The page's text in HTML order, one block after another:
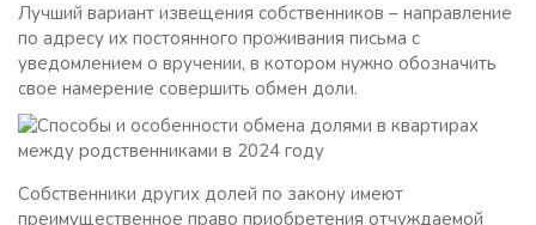
Лучший вариант извещения собственников – направление
по адресу их постоянного проживания письма с
уведомлением о вручении, в котором нужно обозначить
свое намерение совершить обмен доли.
Собственники других долей по закону имеют
преимущественное право приобретения отчуждаемой